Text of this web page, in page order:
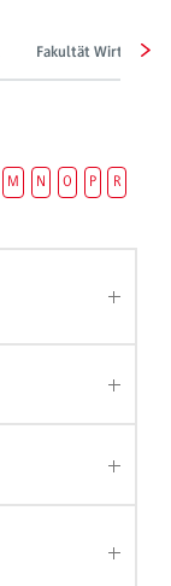
Fakultät Wirtschaft
M N O P
R